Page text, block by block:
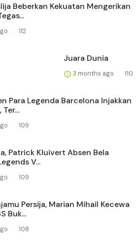
Beberkan Kekuatan Mengerikan
112
Juara Dunia
3 months ago 110
Para Legenda Barcelona Injakkan
109
Patrick Kluivert Absen Bela
V...
109
Persija, Marian Mihail Kecewa
Buk...
108